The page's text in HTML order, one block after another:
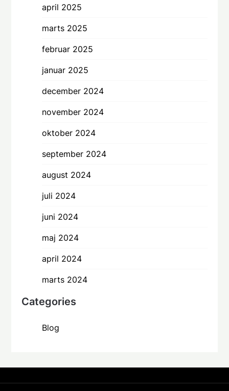
april 2025
marts 2025
februar 2025
januar 2025
december 2024
november 2024
oktober 2024
september 2024
august 2024
juli 2024
juni 2024
maj 2024
april 2024
marts 2024
Categories
Blog